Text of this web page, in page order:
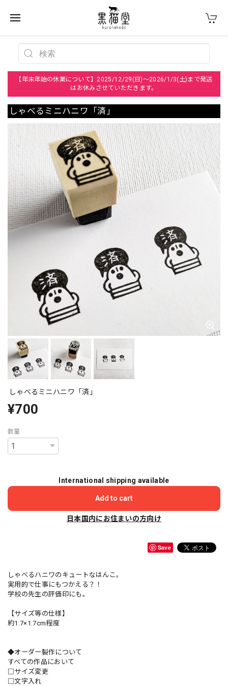
【年末年始の休業について】2025/12/29(日)～2026/1/3(土)まで発送
はお休みさせていただきます。
しゃべるミニハニワ「済」
しゃべるミニハニワ「済」
¥700
数量
International shipping available
Add to cart
日本国内にお住まいの方向け
Save
しゃべるハニワのキュートなはんこ。
実用的で仕事にもつかえる？！
学校の先生の評価印にも。
【サイズ等の仕様】
約1.7×1.7cm程度
◆オーダー製作について
すべての作品において
□サイズ変更
□文字入れ